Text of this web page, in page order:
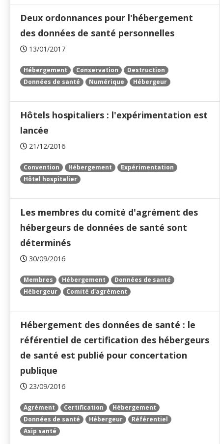
Deux ordonnances pour l'hébergement
des données de santé personnelles
13/01/2017
Hébergement Conservation
Destruction
Données de santé
Numérique Hébergeur
Hôtels hospitaliers : l'expérimentation est
lancée
21/12/2016
Convention Hébergement
Expérimentation
Hôtel hospitalier
Les membres du comité d'agrément des
hébergeurs de données de santé sont
déterminés
30/09/2016
Membres Hébergement
Données de santé
Hébergeur
Comité d'agrément
Hébergement des données de santé : le
référentiel de certification des hébergeurs
de santé est publié pour concertation
publique
23/09/2016
Agrément Certification
Hébergement
Données de santé
Hébergeur
Référentiel
Asip santé